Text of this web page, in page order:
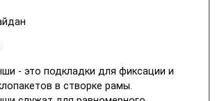
- это подкладки для фиксации и
в створке рамы.